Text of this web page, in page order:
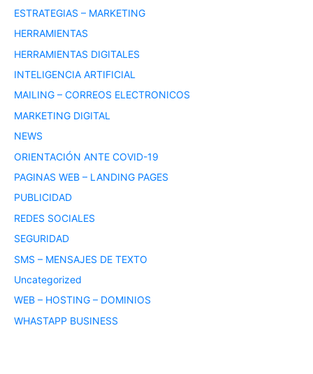
ESTRATEGIAS – MARKETING
HERRAMIENTAS
HERRAMIENTAS DIGITALES
INTELIGENCIA ARTIFICIAL
MAILING – CORREOS ELECTRONICOS
MARKETING DIGITAL
NEWS
ORIENTACIÓN ANTE COVID-19
PAGINAS WEB – LANDING PAGES
PUBLICIDAD
REDES SOCIALES
SEGURIDAD
SMS – MENSAJES DE TEXTO
Uncategorized
WEB – HOSTING – DOMINIOS
WHASTAPP BUSINESS